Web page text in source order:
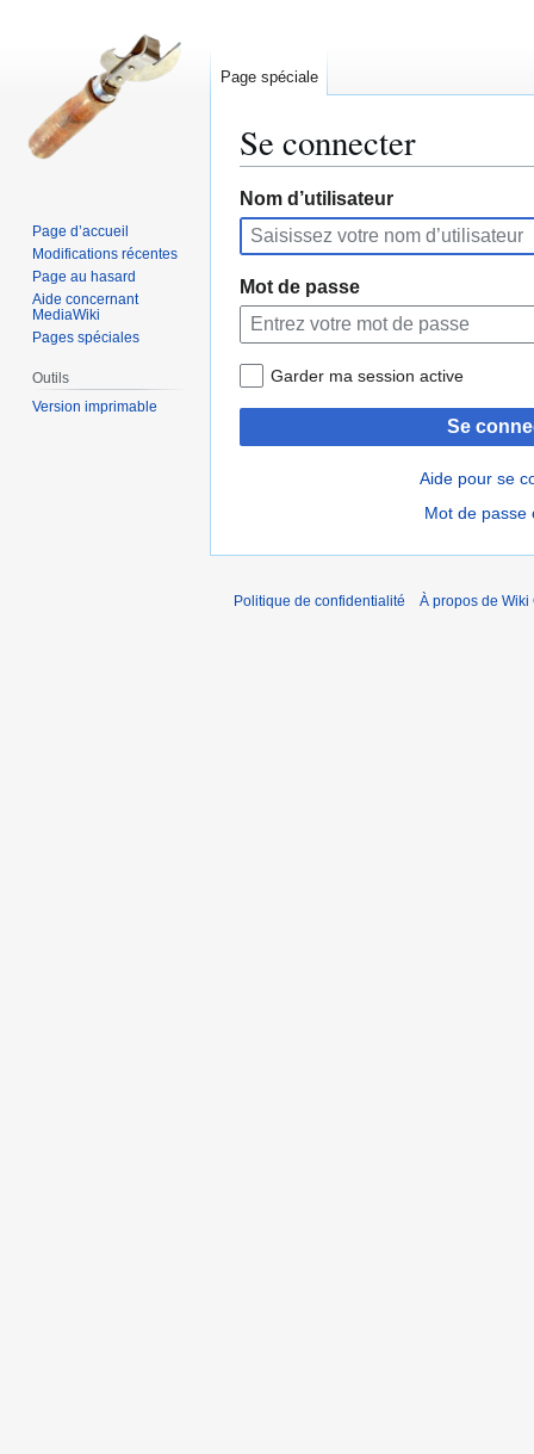
Se connecter
Aller
à
la
navigation
Aller
à
la
recherche
Nom d’utilisateur
Mot de passe
Garder ma session active
Se
Aide pour se
Mot de passe
Page spéciale
Page d’accueil
Modifications récentes
Page au hasard
Aide concernant
MediaWiki
Pages spéciales
Outils
Version imprimable
Politique de confidentialité À propos de Wiki